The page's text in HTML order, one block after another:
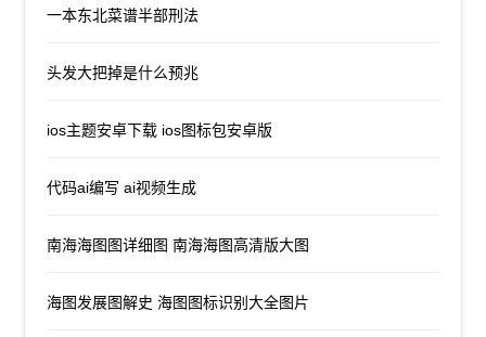
一本东北菜谱半部刑法
头发大把掉是什么预兆
ios主题安卓下载 ios图标包安卓版
代码ai编写 ai视频生成
南海海图图详细图 南海海图高清版大图
海图发展图解史 海图图标识别大全图片